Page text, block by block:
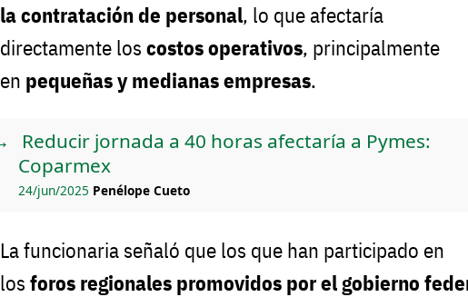
la contratación de personal, lo que afectaría
directamente los costos operativos, principalmente
en pequeñas y medianas empresas.
Reducir jornada a 40 horas afectaría a Pymes:
Coparmex
24/jun/2025 Penélope Cueto
La funcionaria señaló que los que han participado en
los foros regionales promovidos por el gobierno